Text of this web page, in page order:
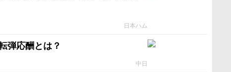
日本ハム
弾応酬とは？
中日